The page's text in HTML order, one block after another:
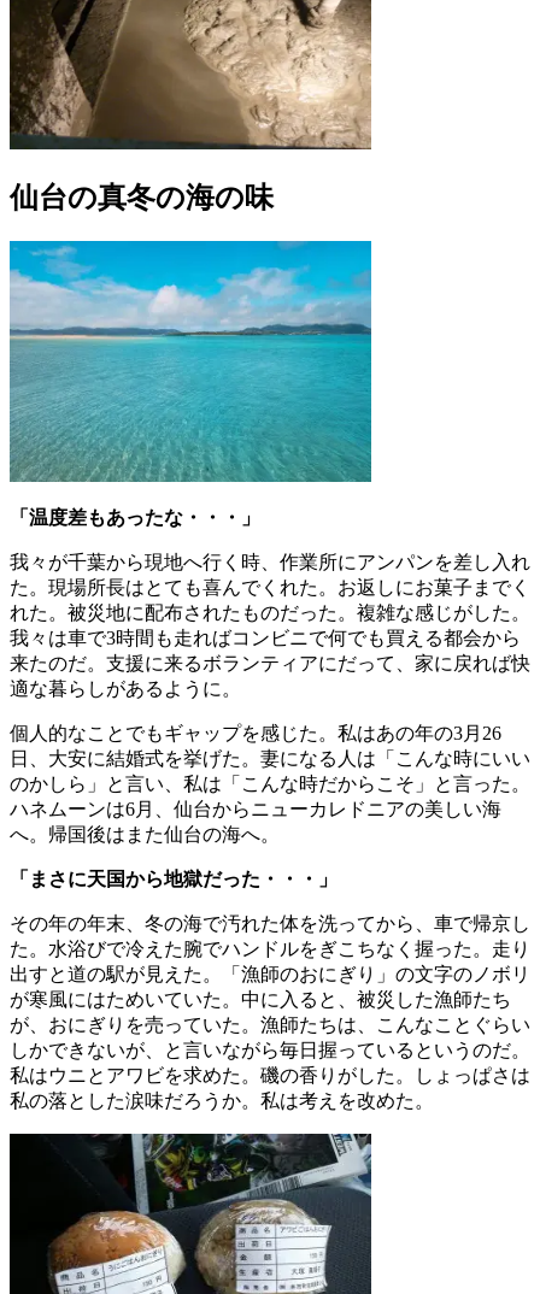
仙台の真冬の海の味
「温度差もあったな・・・」
我々が千葉から現地へ行く時、作業所にアンパンを差し入れ
た。現場所長はとても喜んでくれた。お返しにお菓子までく
れた。被災地に配布されたものだった。複雑な感じがした。
我々は車で3時間も走ればコンビニで何でも買える都会から
来たのだ。支援に来るボランティアにだって、家に戻れば快
適な暮らしがあるように。
個人的なことでもギャップを感じた。私はあの年の3月26
日、大安に結婚式を挙げた。妻になる人は「こんな時にいい
のかしら」と言い、私は「こんな時だからこそ」と言った。
ハネムーンは6月、仙台からニューカレドニアの美しい海
へ。帰国後はまた仙台の海へ。
「まさに天国から地獄だった・・・」
その年の年末、冬の海で汚れた体を洗ってから、車で帰京し
た。水浴びで冷えた腕でハンドルをぎこちなく握った。走り
出すと道の駅が見えた。「漁師のおにぎり」の文字のノボリ
が寒風にはためいていた。中に入ると、被災した漁師たち
が、おにぎりを売っていた。漁師たちは、こんなことぐらい
しかできないが、と言いながら毎日握っているというのだ。
私はウニとアワビを求めた。磯の香りがした。しょっぱさは
私の落とした涙味だろうか。私は考えを改めた。